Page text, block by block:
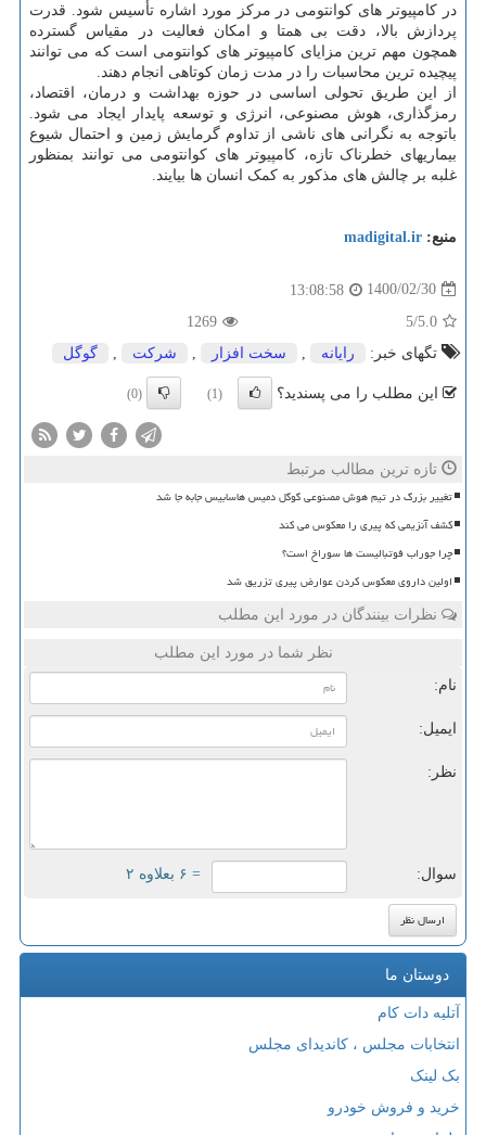
در کامپیوتر های کوانتومی در مرکز مورد اشاره تأسیس شود. قدرت
پردازش بالا، دقت بی همتا و امکان فعالیت در مقیاس گسترده
همچون مهم ترین مزایای کامپیوتر های کوانتومی است که می توانند
پیچیده ترین محاسبات را در مدت زمان کوتاهی انجام دهند.
از این طریق تحولی اساسی در حوزه بهداشت و درمان، اقتصاد،
رمزگذاری، هوش مصنوعی، انرژی و توسعه پایدار ایجاد می شود.
باتوجه به نگرانی های ناشی از تداوم گرمایش زمین و احتمال شیوع
بیماریهای خطرناک تازه، کامپیوتر های کوانتومی می توانند بمنظور
غلبه بر چالش های مذکور به کمک انسان ها بیایند.
منبع: madigital.ir
1400/02/30
13:08:58
5.0
/5
1269
تگهای خبر:
رایانه , سخت افزار , شركت , گوگل
این مطلب را می پسندید؟ (1)
(0)
تازه ترین مطالب مرتبط
تغییر بزرگ در تیم هوش مصنوعی گوگل دمیس هاسابیس جابه جا شد
کشف آنزیمی که پیری را معکوس می کند
چرا جوراب فوتبالیست ها سوراخ است؟
اولین داروی معکوس کردن عوارض پیری تزریق شد
نظرات بینندگان در مورد این مطلب
نظر شما در مورد این مطلب
نام:
ایمیل:
نظر:
سوال: = ۶ بعلاوه ۲
دوستان ما
آتلیه دات کام
انتخابات مجلس ، کاندیدای مجلس
بک لینک
خرید و فروش خودرو